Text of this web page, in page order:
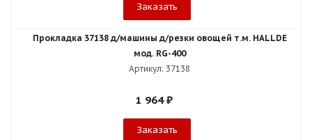
Заказать
Прокладка 37138 д/машины д/резки овощей т.м. HALLDE
мод. RG-400
Артикул: 37138
1 964₽
Заказать